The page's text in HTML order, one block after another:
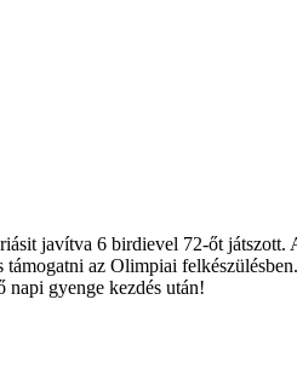
javítva 6 birdievel 72-őt játszott.
az Olimpiai
napi gyenge kezdés után!